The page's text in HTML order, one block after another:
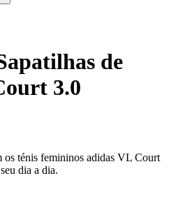
de
3.0
ténis femininos adidas VL Court
dia a dia.